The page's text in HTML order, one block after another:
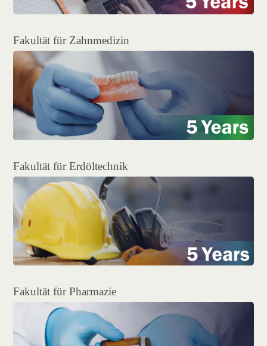
Fakultät für Zahnmedizin
Fakultät für Erdöltechnik
Fakultät für Pharmazie